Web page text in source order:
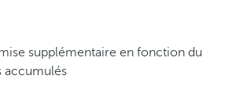
supplémentaire en fonction du
accumulés